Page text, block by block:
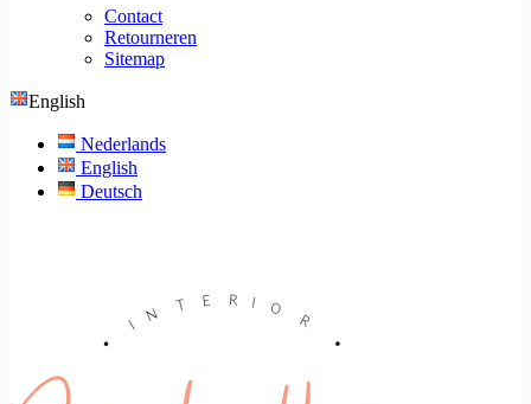
Contact
Retourneren
Sitemap
English
Nederlands
English
Deutsch